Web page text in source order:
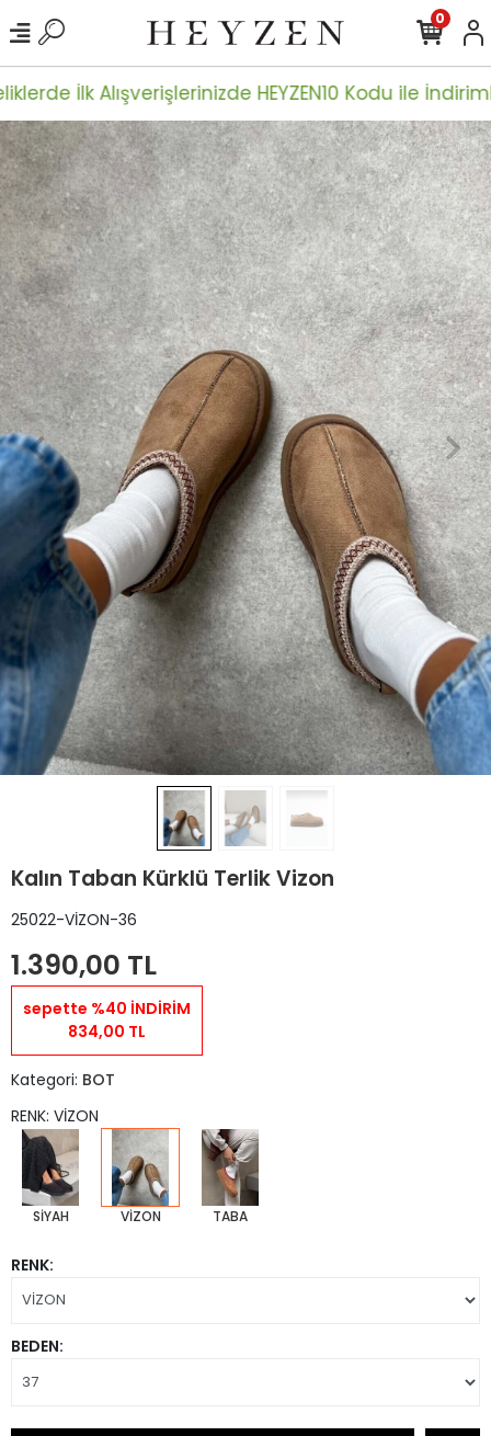
İlk Alışverişlerinizde HEYZEN10 Kodu ile
0
Kalın Taban Kürklü Terlik Vizon
25022-VİZON-36
1.390,00 TL
sepette %40 İNDİRİM
834,00 TL
Kategori: BOT
RENK: VİZON
SİYAH VİZON TABA
RENK:
BEDEN: